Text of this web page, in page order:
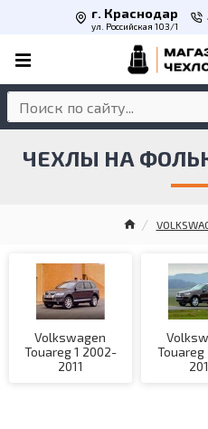
г. Краснодар
ул. Российская 103/1
ЧЕХЛЫ НА
Volkswagen
Touareg 1 2002-
2011
Touareg